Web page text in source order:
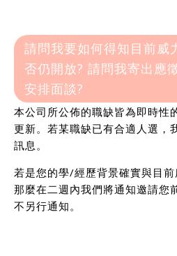
請問我要如何得知目前威
否仍開放? 請問我寄出應
安排面談?
本公司所公佈的職缺皆為即時性
更新。若某職缺已有合適人選，
訊息。
若是您的學/經歷背景確實與目前
那麼在二週內我們將通知邀請您
不另行通知。